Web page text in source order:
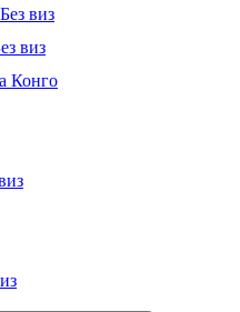
Без виз
виз
Конго